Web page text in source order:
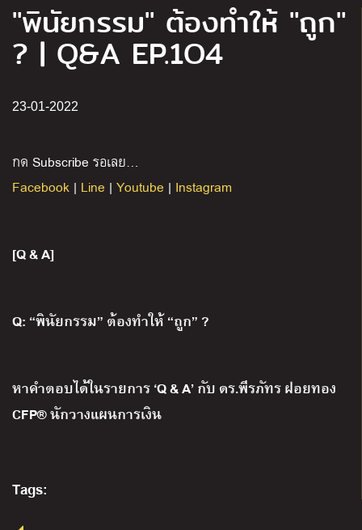
"พินัยกรรม" ต้องทำให้ "ถูก"
? | Q&A EP.1O4
23-01-2022
กด Subscribe รอเลย…
Facebook | Line | Youtube | Instagram
[Q & A]
Q: “พินัยกรรม” ต้องทำให้ “ถูก” ?
หาคำตอบได้ในรายการ ‘Q & A’ กับ ดร.พีรภัทร ฝอยทอง
CFP® นักวางแผนการเงิน
Tags: